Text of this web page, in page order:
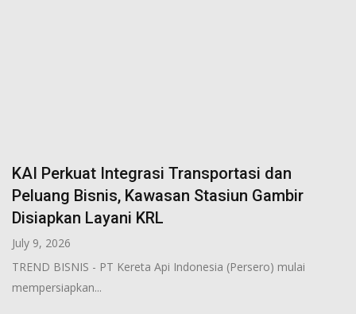
KAI Perkuat Integrasi Transportasi dan
Peluang Bisnis, Kawasan Stasiun Gambir
Disiapkan Layani KRL
July 9, 2026
TREND BISNIS - PT Kereta Api Indonesia (Persero) mulai
mempersiapkan...